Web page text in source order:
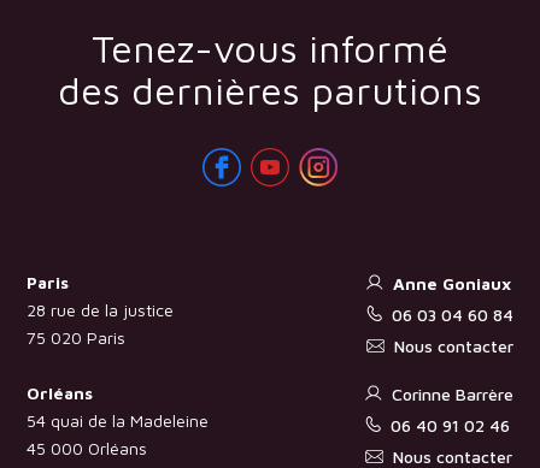
Tenez-vous informé
des dernières parutions
Paris
28 rue de la justice
75 020 Paris
Anne Goniaux
06 03 04 60 84
Nous contacter
Orléans
54 quai de la Madeleine
45 000 Orléans
Corinne Barrère
06 40 91 02 46
Nous contacter